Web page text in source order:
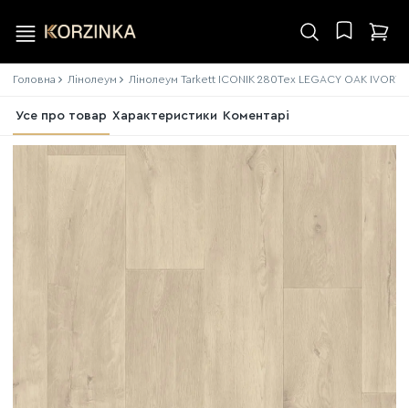
Головна Лінолеум Лінолеум Tarkett ICONIK 280Tex LEGACY OAK IVORY
Усе про товар Характеристики Коментарі